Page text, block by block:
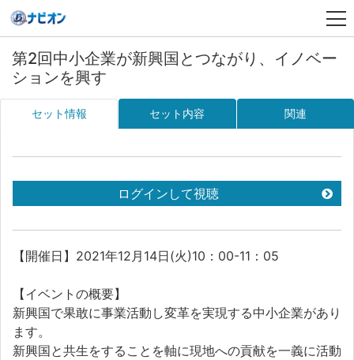
第2回中小企業が新興国とつながり、イノベー
ションを興す
セット情報 セット内容 関連
ログインして視聴
【開催日】2021年12月14日(火)10：00-11：05
【イベントの概要】
新興国で果敢に事業活動し変革を実現する中小企業があり
ます。
新興国と共生をすることを軸に現地への貢献を一義に活動